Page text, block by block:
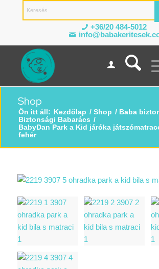
+36/20 484-5012
Shop
Ön itt áll: Kezdőlap / Shop / Baba
Biztonsági Babarács /
BabyDan Park a Kid járóka
fehér